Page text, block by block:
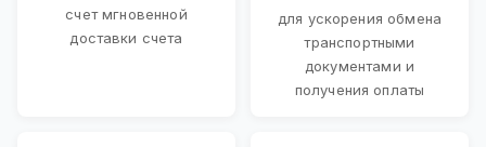
счет мгновенной
доставки счета
для ускорения обмена
транспортными
документами и
получения оплаты